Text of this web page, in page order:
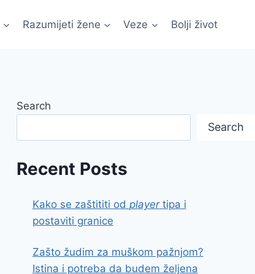
Razumijeti žene Veze Bolji život
Search
Search
Recent Posts
Kako se zaštititi od playertipa i
postaviti granice
Zašto žudim za muškom pažnjom?
Istina i potreba da budem željena